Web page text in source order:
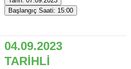
Başlangıç Saati: 15:00
04.09.2023
TARİHLİ